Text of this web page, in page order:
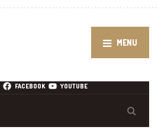
MENU
FACEBOOK YOUTUBE